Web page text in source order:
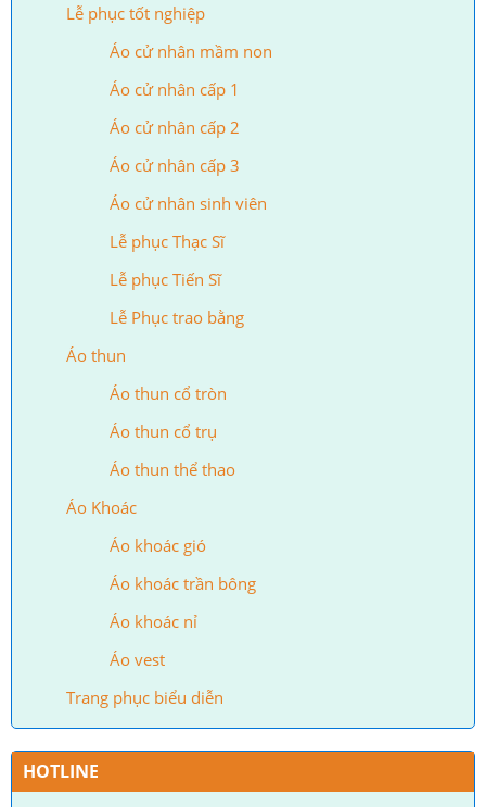
Lễ phục tốt nghiệp
Áo cử nhân mầm non
Áo cử nhân cấp 1
Áo cử nhân cấp 2
Áo cử nhân cấp 3
Áo cử nhân sinh viên
Lễ phục Thạc Sĩ
Lễ phục Tiến Sĩ
Lễ Phục trao bằng
Áo thun
Áo thun cổ tròn
Áo thun cổ trụ
Áo thun thể thao
Áo Khoác
Áo khoác gió
Áo khoác trần bông
Áo khoác nỉ
Áo vest
Trang phục biểu diễn
HOTLINE